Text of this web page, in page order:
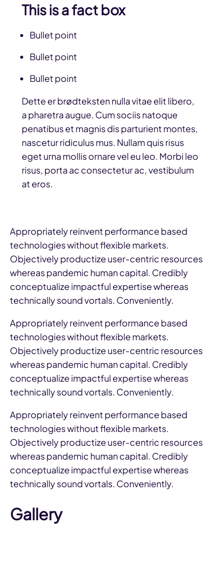
This is a fact box
Bullet point
Bullet point
Bullet point
Dette er brødteksten nulla vitae elit libero,
a pharetra augue. Cum sociis natoque
penatibus et magnis dis parturient montes,
nascetur ridiculus mus. Nullam quis risus
eget urna mollis ornare vel eu leo. Morbi leo
risus, porta ac consectetur ac, vestibulum
at eros.
Appropriately reinvent performance based
technologies without flexible markets.
Objectively productize user-centric resources
whereas pandemic human capital. Credibly
conceptualize impactful expertise whereas
technically sound vortals. Conveniently.
Appropriately reinvent performance based
technologies without flexible markets.
Objectively productize user-centric resources
whereas pandemic human capital. Credibly
conceptualize impactful expertise whereas
technically sound vortals. Conveniently.
Appropriately reinvent performance based
technologies without flexible markets.
Objectively productize user-centric resources
whereas pandemic human capital. Credibly
conceptualize impactful expertise whereas
technically sound vortals. Conveniently.
Gallery